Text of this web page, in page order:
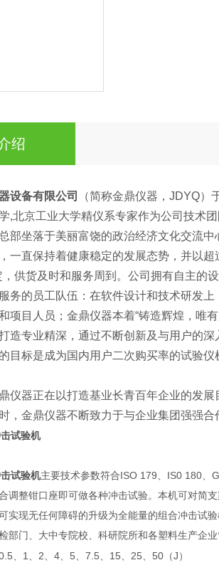
绍
设备有限公司
（简称金鼎仪器，JDYQ
,北京工业大学精仪系专家作为公司技术
部坐落于美丽富饶的政治经济文化交流
一直保持着健康稳定的发展态势，并以
供货及时和服务周到。公司拥有自主的
务的员工队伍：在软件设计和技术研发
项目人员；金鼎仪器本着“铸造辉煌，唯有
造专业精深，通过不断创新及与用户的
目标是成为国内用户二次购买率的试验
仪器正在以打造基业长青百年企业的发
，金鼎仪器不断致力于与企业集团强强
试验机
试验机主要技术参数符合ISO 179、 IS0 180、
调整钳口座即可做各种冲击试验。本机可对简
实现无任何障碍的升级为全能量的组合冲击试
部门、大中专院校、科研院所和各塑料生产企业
、 1 、 2、 4、 5、 7.5、 15、 25、 50 （J ）